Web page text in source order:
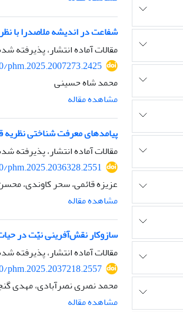
شفاعت در اندیشه ملاصدرا با
مقالات آماده انتشار، پذیرفته
phm.2025.2007273.2425
محمد شاه حسینی
مشاهده مقاله
پیامدهای معرفت شناختی
مقالات آماده انتشار، پذیرفته
phm.2025.2036328.2551
عزیزه قائمی، سحر کاوندی،
مشاهده مقاله
سازوکار نقش‌آفرینی نیّت در
مقالات آماده انتشار، پذیرفته
phm.2025.2037218.2557
محمد نصری نصرآبادی، مهدی
مشاهده مقاله